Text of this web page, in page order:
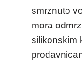
smrznuto
mora
silikonskim